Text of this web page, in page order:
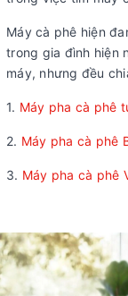
Máy cà phê hiện
trong gia đình hiện
máy, nhưng đều
1. Máy pha cà phê
2. Máy pha cà phê
3. Máy pha cà phê